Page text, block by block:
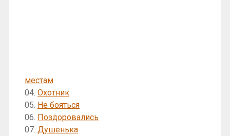
местам
04. Охотник
05. Не бояться
06. Поздоровались
07. Душенька